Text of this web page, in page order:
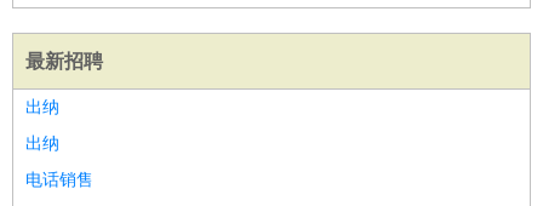
最新招聘
出纳
出纳
电话销售